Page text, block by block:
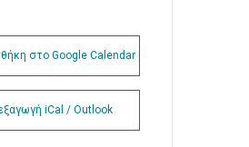
στο Google Calendar
iCal / Outlook